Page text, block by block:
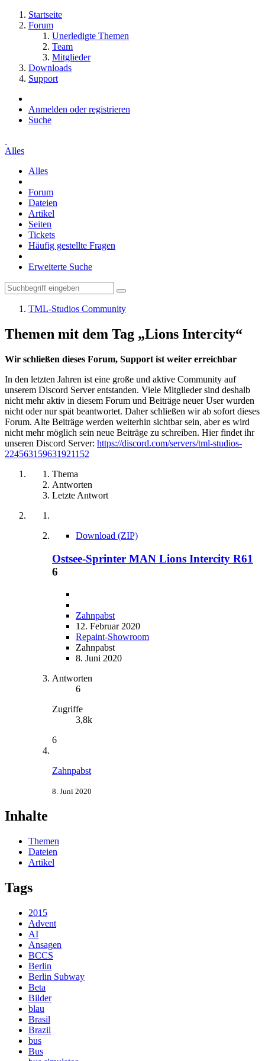
Startseite
Forum
Unerledigte Themen
Team
Mitglieder
Downloads
Support
Anmelden oder registrieren
Suche
Alles
Alles
Forum
Dateien
Artikel
Seiten
Tickets
Häufig gestellte Fragen
Erweiterte Suche
TML-Studios Community
Themen mit dem Tag „Lions Intercity“
Wir schließen dieses Forum, Support ist weiter erreichbar
In den letzten Jahren ist eine große und aktive Community auf
unserem Discord Server entstanden. Viele Mitglieder sind deshalb
nicht mehr aktiv in diesem Forum und Beiträge neuer User wurden
nicht oder nur spät beantwortet. Daher schließen wir ab sofort dieses
Forum. Alte Beiträge werden weiterhin sichtbar sein, aber es wird
nicht mehr möglich sein neue Beiträge zu schreiben. Hier findet ihr
unseren Discord Server: https://discord.com/servers/tml-studios-
224563159631921152
Thema
Antworten
Letzte Antwort
Download (ZIP)
Ostsee-Sprinter MAN Lions Intercity R61
6
Zahnpabst
12. Februar 2020
Repaint-Showroom
Zahnpabst
8. Juni 2020
Antworten
6
Zugriffe
3,8k
6
Zahnpabst
8. Juni 2020
Inhalte
Themen
Dateien
Artikel
Tags
2015
Advent
AI
Ansagen
BCCS
Berlin
Berlin Subway
Beta
Bilder
blau
Brasil
Brazil
bus
Bus